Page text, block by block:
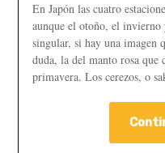
En Japón las cuatro
aunque el otoño, el invierno
singular, si hay una imagen
duda, la del manto rosa que
primavera. Los cerezos, o